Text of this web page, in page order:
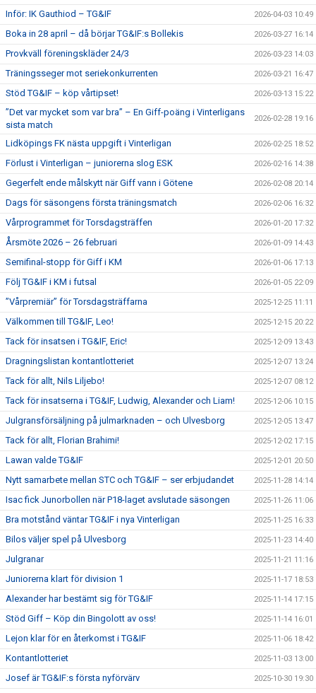
Inför: IK Gauthiod – TG&IF 2026-04-03 10:49
Boka in 28 april – då börjar TG&IF:s Bollekis 2026-03-27 16:14
Provkväll föreningskläder 24/3 2026-03-23 14:03
Träningsseger mot seriekonkurrenten 2026-03-21 16:47
Stöd TG&IF – köp vårtipset! 2026-03-13 15:22
”Det var mycket som var bra” – En Giff-poäng i Vinterligans
sista match
2026-02-28 19:16
Lidköpings FK nästa uppgift i Vinterligan 2026-02-25 18:52
Förlust i Vinterligan – juniorerna slog ESK 2026-02-16 14:38
Gegerfelt ende målskytt när Giff vann i Götene 2026-02-08 20:14
Dags för säsongens första träningsmatch 2026-02-06 16:32
Vårprogrammet för Torsdagsträffen 2026-01-20 17:32
Årsmöte 2026 – 26 februari 2026-01-09 14:43
Semifinal-stopp för Giff i KM 2026-01-06 17:13
Följ TG&IF i KM i futsal 2026-01-05 22:09
”Vårpremiär” för Torsdagsträffarna 2025-12-25 11:11
Välkommen till TG&IF, Leo! 2025-12-15 20:22
Tack för insatsen i TG&IF, Eric! 2025-12-09 13:43
Dragningslistan kontantlotteriet 2025-12-07 13:24
Tack för allt, Nils Liljebo! 2025-12-07 08:12
Tack för insatserna i TG&IF, Ludwig, Alexander och Liam! 2025-12-06 10:15
Julgransförsäljning på julmarknaden – och Ulvesborg 2025-12-05 13:47
Tack för allt, Florian Brahimi! 2025-12-02 17:15
Lawan valde TG&IF 2025-12-01 20:50
Nytt samarbete mellan STC och TG&IF – ser erbjudandet 2025-11-28 14:14
Isac fick Junorbollen när P18-laget avslutade säsongen 2025-11-26 11:06
Bra motstånd väntar TG&IF i nya Vinterligan 2025-11-25 16:33
Bilos väljer spel på Ulvesborg 2025-11-23 14:40
Julgranar 2025-11-21 11:16
Juniorerna klart för division 1 2025-11-17 18:53
Alexander har bestämt sig för TG&IF 2025-11-14 17:15
Stöd Giff – Köp din Bingolott av oss! 2025-11-14 16:01
Lejon klar för en återkomst i TG&IF 2025-11-06 18:42
Kontantlotteriet 2025-11-03 13:00
Josef är TG&IF:s första nyförvärv 2025-10-30 19:30